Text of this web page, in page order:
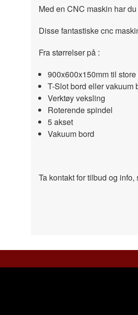
Med en CNC maskin har
Disse fantastiske cnc
Fra størrelser på :
900x600x150mm til
T-Slot bord eller vakuum
Verktøy veksling
Roterende spindel
5 akset
Vakuum bord
Ta kontakt for tilbud og